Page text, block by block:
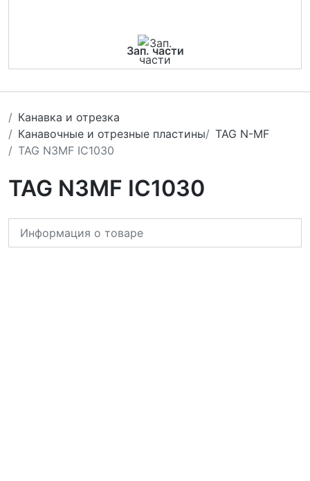
Зап. части
Канавка и отрезка
Канавочные и отрезные пластины
TAG N-MF
TAG N3MF IC1030
TAG N3MF IC1030
Информация о товаре